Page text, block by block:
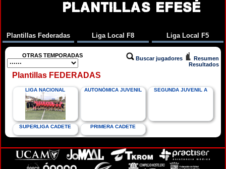
PLANTILLAS EFESÉ
Plantillas Federadas Liga Local F8 Liga Local F5
OTRAS TEMPORADAS Buscar jugadores
Resumen
Resultados
Plantillas FEDERADAS
LIGA NACIONAL AUTONÓMICA JUVENIL SEGUNDA JUVENIL A
SUPERLIGA CADETE PRIMERA CADETE